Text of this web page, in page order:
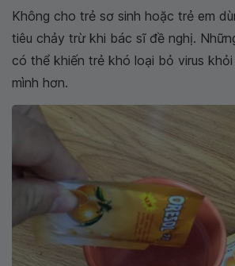
Không cho trẻ sơ sinh hoặc trẻ em
tiêu chảy trừ khi bác sĩ đề nghị.
có thể khiến trẻ khó loại bỏ virus
mình hơn.